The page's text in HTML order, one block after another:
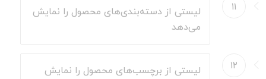
۱۱
لیستی از دسته‌بندی‌های محصول را نمایش
می‌دهد
۱۲
لیستی از برچسب‌های محصول را نمایش